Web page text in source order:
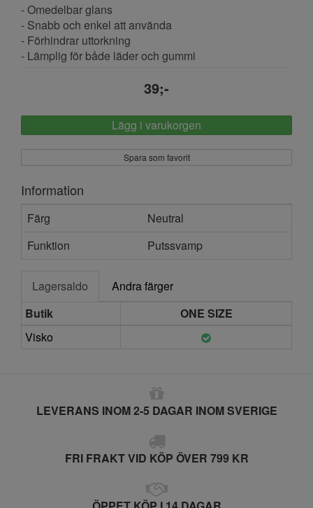
- Omedelbar glans
- Snabb och enkel att använda
- Förhindrar uttorkning
- Lämplig för både läder och gummi
39;-
Lägg i varukorgen
Spara som favorit
Information
Färg
Neutral
Funktion
Putssvamp
Lagersaldo
Andra färger
Butik
ONE SIZE
Visko
LEVERANS INOM 2-5 DAGAR INOM SVERIGE
FRI FRAKT VID KÖP ÖVER 799 KR